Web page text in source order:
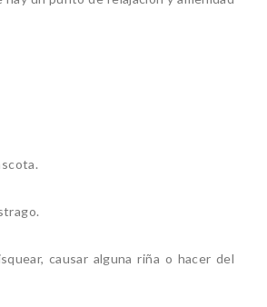
causar alguna riña o hacer del